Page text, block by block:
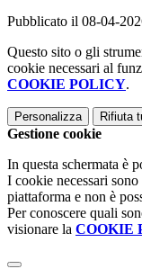
Pubblicato il 08-04-
Questo sito o gli
cookie necessari al
COOKIE POLICY.
Personalizza Rifiuta
Gestione cookie
In questa schermata è
I cookie necessari
piattaforma e non è
Per conoscere quali
visionare la COOKIE